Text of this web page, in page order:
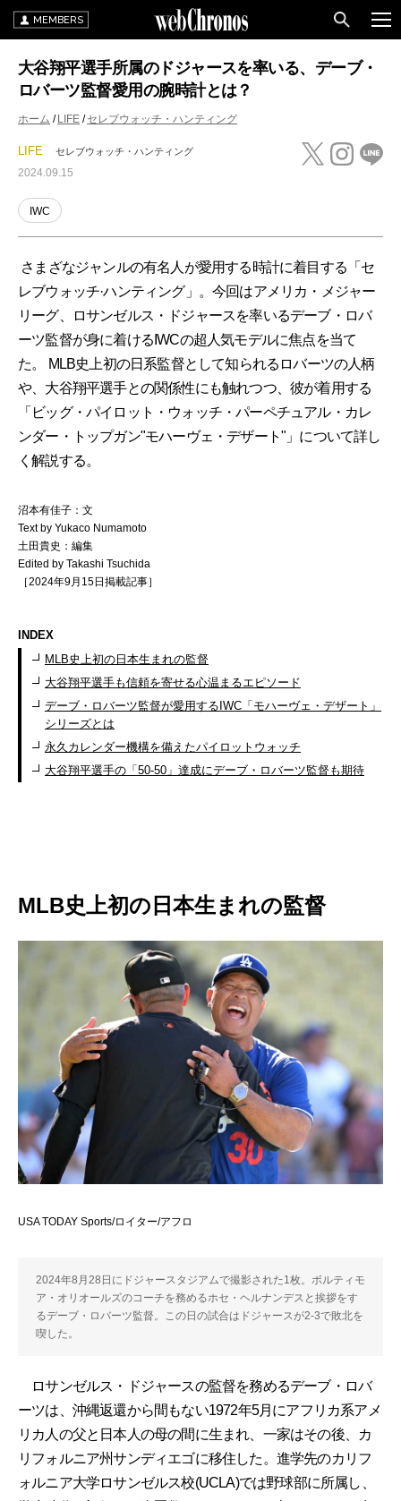
MEMBERS
大谷翔平選手所属のドジャースを率いる、デーブ・
ロバーツ監督愛用の腕時計とは？
ホーム LIFE セレブウォッチ・ハンティング
LIFE セレブウォッチ・ハンティング
2024.09.15
IWC
さまざなジャンルの有名人が愛用する時計に着目する「セ
レブウォッチ·ハンティング」。今回はアメリカ・メジャー
リーグ、ロサンゼルス・ドジャースを率いるデーブ・ロバ
ーツ監督が身に着けるIWCの超人気モデルに焦点を当て
た。 MLB史上初の日系監督として知られるロバーツの人柄
や、大谷翔平選手との関係性にも触れつつ、彼が着用する
「ビッグ・パイロット・ウォッチ・パーペチュアル・カレ
ンダー・トップガン"モハーヴェ・デザート"」について詳し
く解説する。
沼本有佳子：文
Text by Yukaco Numamoto
土田貴史：編集
Edited by Takashi Tsuchida
［2024年9月15日掲載記事］
INDEX
MLB史上初の日本生まれの監督
大谷翔平選手も信頼を寄せる心温まるエピソード
デーブ・ロバーツ監督が愛用するIWC「モハーヴェ・デザート」
シリーズとは
永久カレンダー機構を備えたパイロットウォッチ
大谷翔平選手の「50-50」達成にデーブ・ロバーツ監督も期待
MLB史上初の日本生まれの監督
USA TODAY Sports/ロイター/アフロ
2024年8月28日にドジャースタジアムで撮影された1枚。ボルティモ
ア・オリオールズのコーチを務めるホセ・ヘルナンデスと挨拶をす
るデーブ・ロバーツ監督。この日の試合はドジャースが2-3で敗北を
喫した。
ロサンゼルス・ドジャースの監督を務めるデーブ・ロバ
ーツは、沖縄返還から間もない1972年5月にアフリカ系アメ
リカ人の父と日本人の母の間に生まれ、一家はその後、カ
リフォルニア州サンディエゴに移住した。進学先のカリフ
ォルニア大学ロサンゼルス校(UCLA)では野球部に所属し、